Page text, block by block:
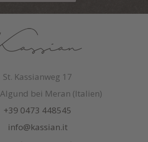
St. Kassianweg 17
bei Meran (Italien)
+39 0473 448545
info@kassian.it